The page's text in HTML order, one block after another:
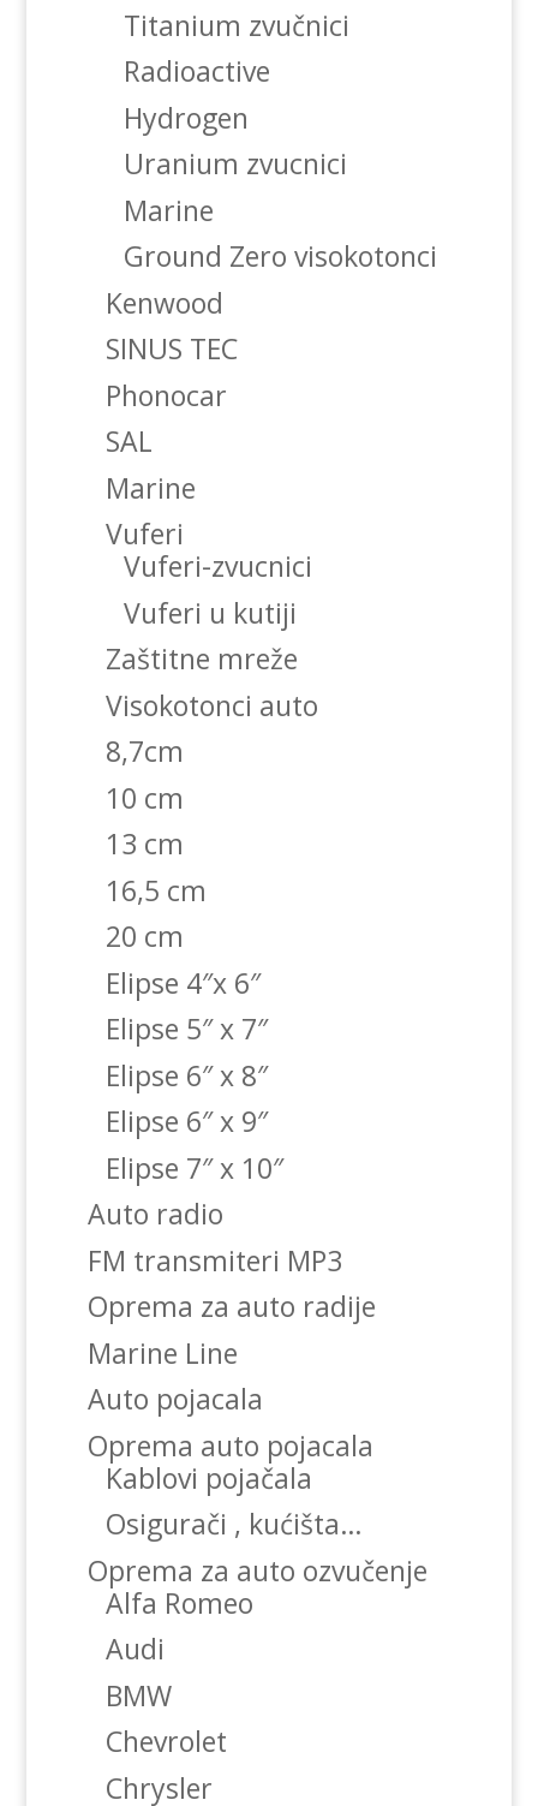
Titanium zvučnici
Radioactive
Hydrogen
Uranium zvucnici
Marine
Ground Zero visokotonci
Kenwood
SINUS TEC
Phonocar
SAL
Marine
Vuferi
Vuferi-zvucnici
Vuferi u kutiji
Zaštitne mreže
Visokotonci auto
8,7cm
10 cm
13 cm
16,5 cm
20 cm
Elipse 4″x 6″
Elipse 5″ x 7″
Elipse 6″ x 8″
Elipse 6″ x 9″
Elipse 7″ x 10″
Auto radio
FM transmiteri MP3
Oprema za auto radije
Marine Line
Auto pojacala
Oprema auto pojacala
Kablovi pojačala
Osigurači , kućišta…
Oprema za auto ozvučenje
Alfa Romeo
Audi
BMW
Chevrolet
Chrysler